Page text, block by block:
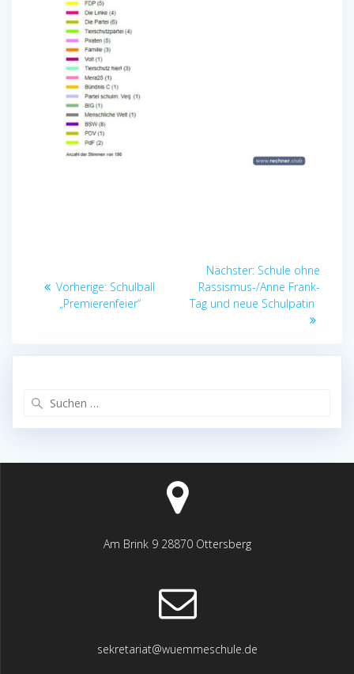
Beitragsnavigation
Vorherige: Vorheriger
Beitrag:
Schulball
„Premierenfeier“
Nächster: Nächster
Beitrag:
Schule ohne
Rassismus-/Anne Frank-
Tag und neue Schulpatin
Am Brink 9 28870 Ottersberg
sekretariat@wuemmeschule.de